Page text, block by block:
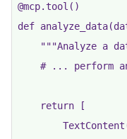
@mcp.tool()
def
"""Analyze a
# ... perform
    return [